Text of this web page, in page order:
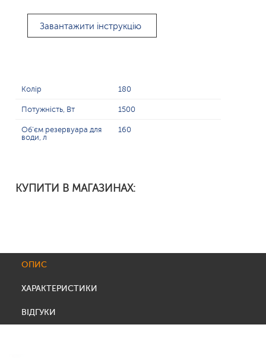
Завантажити інструкцію
Колір 180
Потужність, Вт 1500
Об'єм резервуара для
води, л
160
КУПИТИ В МАГАЗИНАХ:
ОПИС
ХАРАКТЕРИСТИКИ
ВІДГУКИ